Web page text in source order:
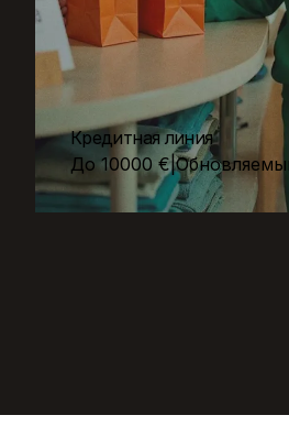
Кредитная линия
До 10000 €|